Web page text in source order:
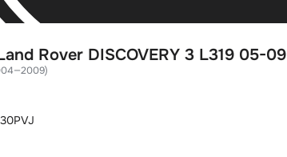
Rover DISCOVERY 3 L319 05-09